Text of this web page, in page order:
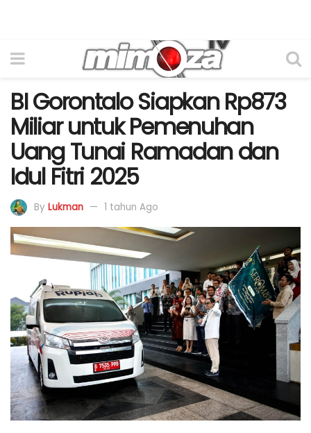
BI Gorontalo Siapkan Rp873
Miliar untuk Pemenuhan
Uang Tunai Ramadan dan
Idul Fitri 2025
By Lukman 1 tahun Ago